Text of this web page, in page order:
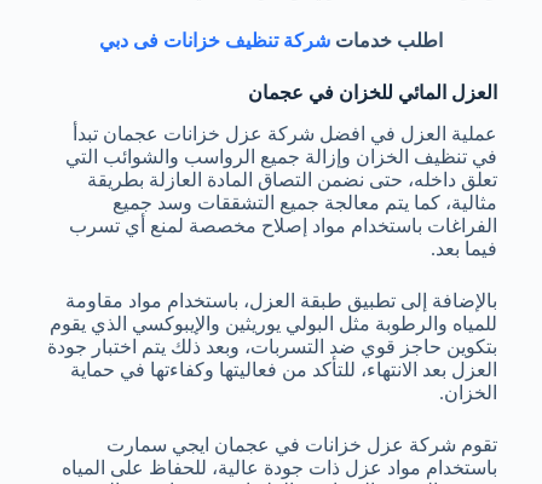
اطلب خدمات شركة تنظيف خزانات فى دبي
العزل المائي للخزان في عجمان
عملية العزل في افضل شركة عزل خزانات عجمان تبدأ
في تنظيف الخزان وإزالة جميع الرواسب والشوائب التي
تعلق داخله، حتى نضمن التصاق المادة العازلة بطريقة
مثالية، كما يتم معالجة جميع التشققات وسد جميع
الفراغات باستخدام مواد إصلاح مخصصة لمنع أي تسرب
فيما بعد.
بالإضافة إلى تطبيق طبقة العزل، باستخدام مواد مقاومة
للمياه والرطوبة مثل البولي يوريثين والإيبوكسي الذي يقوم
بتكوين حاجز قوي ضد التسربات، وبعد ذلك يتم اختبار جودة
العزل بعد الانتهاء، للتأكد من فعاليتها وكفاءتها في حماية
الخزان.
تقوم شركة عزل خزانات في عجمان ايجي سمارت
باستخدام مواد عزل ذات جودة عالية، للحفاظ على المياه